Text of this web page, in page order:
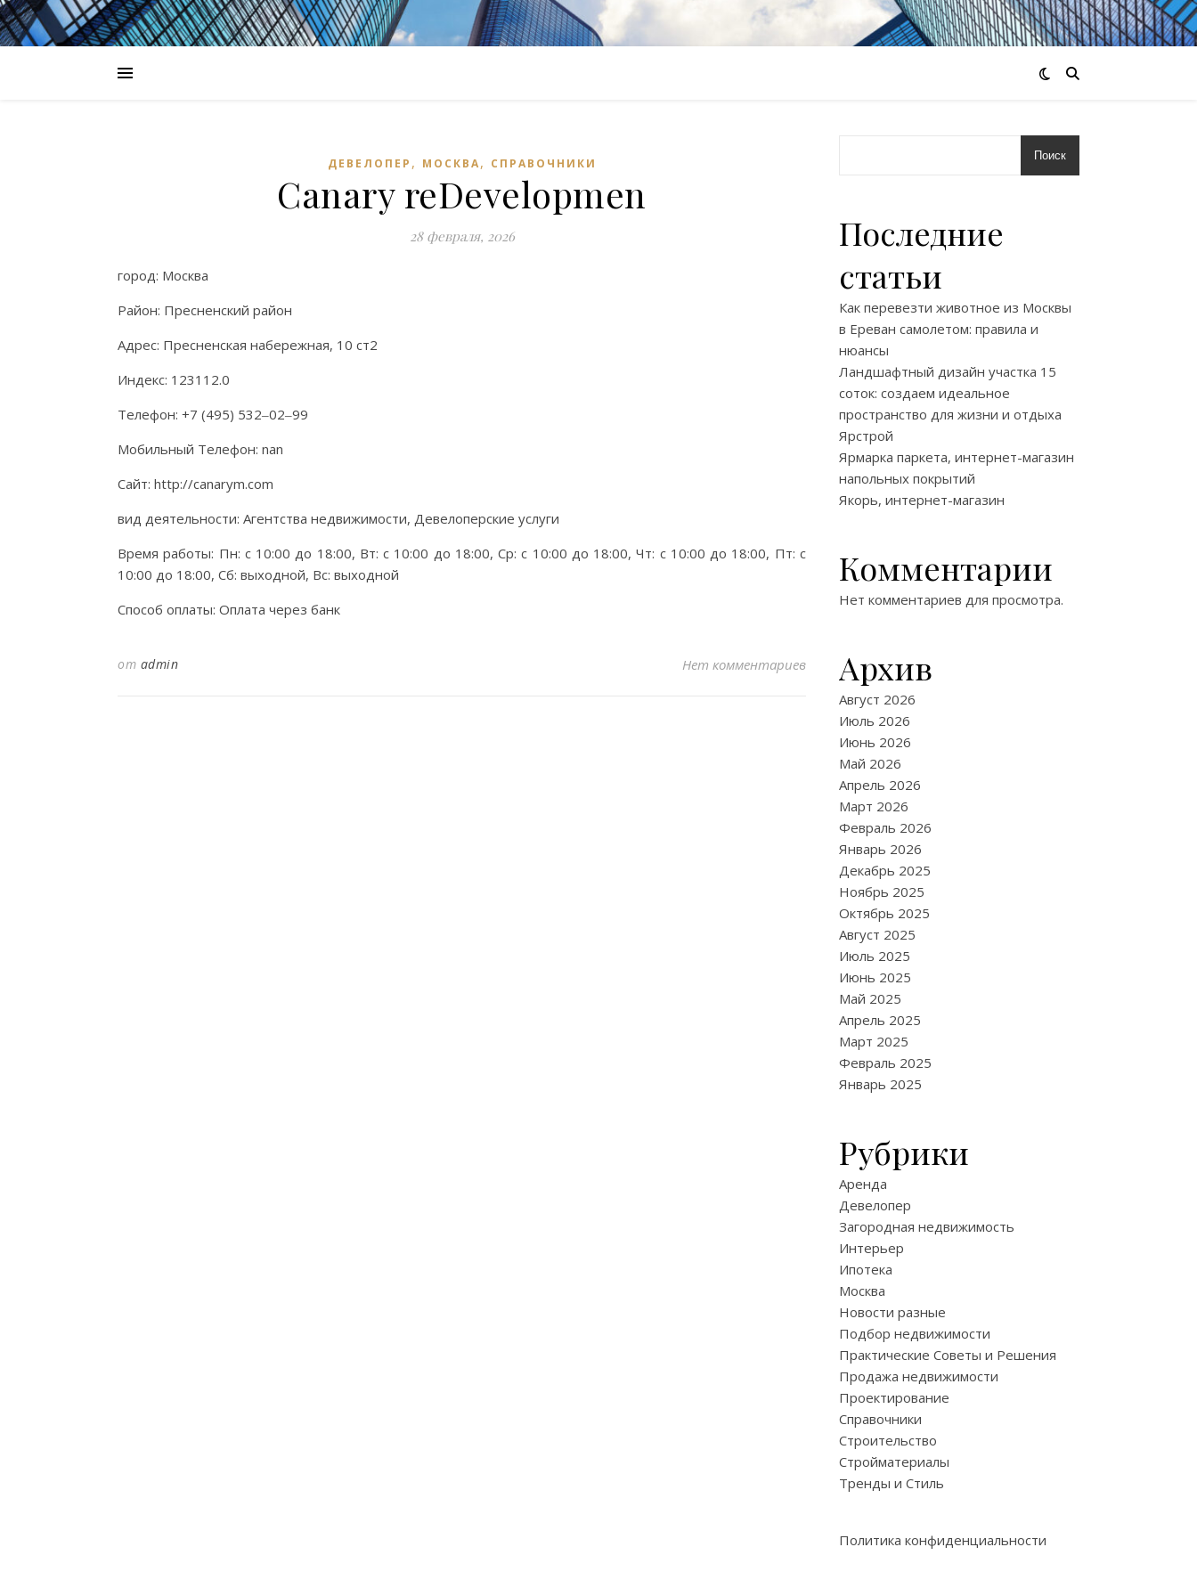
ДЕВЕЛОПЕР , МОСКВА, СПРАВОЧНИКИ
Canary reDevelopmen
28 февраля, 2026
город: Москва
Район: Пресненский район
Адрес: Пресненская набережная, 10 ст2
Индекс: 123112.0
Телефон: +7 (495) 532‒02‒99
Мобильный Телефон: nan
Сайт: http://canarym.com
вид деятельности: Агентства недвижимости, Девелоперские услуги
Время работы: Пн: с 10:00 до 18:00, Вт: с 10:00 до 18:00, Ср: с 10:00 до 18:00, Чт: с 10:00 до 18:00, Пт: с
10:00 до 18:00, Сб: выходной, Вс: выходной
Способ оплаты: Оплата через банк
от admin Нет комментариев
Поиск
Последние
статьи
Как перевезти животное из Москвы
в Ереван самолетом: правила и
нюансы
Ландшафтный дизайн участка 15
соток: создаем идеальное
пространство для жизни и отдыха
Ярстрой
Ярмарка паркета, интернет-магазин
напольных покрытий
Якорь, интернет-магазин
Комментарии
Нет комментариев для просмотра.
Архив
Август 2026
Июль 2026
Июнь 2026
Май 2026
Апрель 2026
Март 2026
Февраль 2026
Январь 2026
Декабрь 2025
Ноябрь 2025
Октябрь 2025
Август 2025
Июль 2025
Июнь 2025
Май 2025
Апрель 2025
Март 2025
Февраль 2025
Январь 2025
Рубрики
Аренда
Девелопер
Загородная недвижимость
Интерьер
Ипотека
Москва
Новости разные
Подбор недвижимости
Практические Советы и Решения
Продажа недвижимости
Проектирование
Справочники
Строительство
Стройматериалы
Тренды и Стиль
Политика конфиденциальности